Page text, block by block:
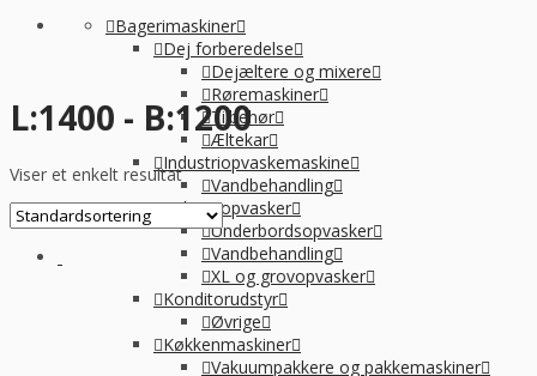
Bagerimaskiner
Dej forberedelse
Dejæltere og mixere
Røremaskiner
Tilbehør
Æltekar
Industriopvaskemaskine
Vandbehandling
Industriopvasker
Underbordsopvasker
Vandbehandling
XL og grovopvasker
Konditorudstyr
Øvrige
Køkkenmaskiner
Vakuumpakkere og pakkemaskiner
L:1400 - B:1200
Viser et enkelt resultat